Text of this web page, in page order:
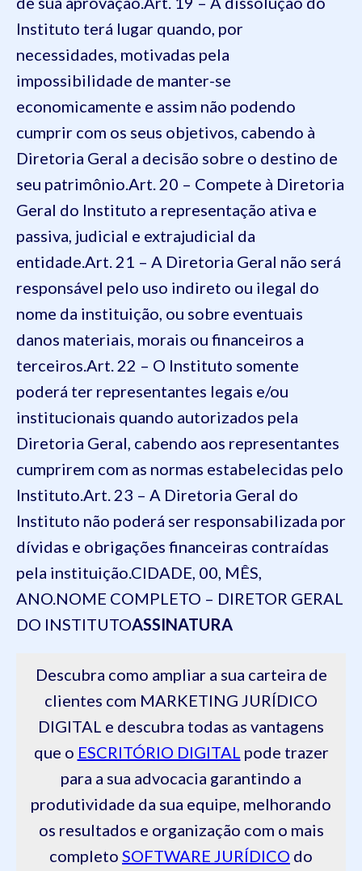
Instituto terá lugar quando, por
necessidades, motivadas pela
impossibilidade de manter-se
economicamente e assim não podendo
cumprir com os seus objetivos, cabendo à
Diretoria Geral a decisão sobre o destino de
seu patrimônio.Art. 20 – Compete à Diretoria
Geral do Instituto a representação ativa e
passiva, judicial e extrajudicial da
entidade.Art. 21 – A Diretoria Geral não será
responsável pelo uso indireto ou ilegal do
nome da instituição, ou sobre eventuais
danos materiais, morais ou financeiros a
terceiros.Art. 22 – O Instituto somente
poderá ter representantes legais e/ou
institucionais quando autorizados pela
Diretoria Geral, cabendo aos representantes
cumprirem com as normas estabelecidas pelo
Instituto.Art. 23 – A Diretoria Geral do
Instituto não poderá ser responsabilizada por
dívidas e obrigações financeiras contraídas
pela instituição.CIDADE, 00, MÊS,
ANO.NOME COMPLETO – DIRETOR GERAL
DO INSTITUTOASSINATURA
Descubra como ampliar a sua carteira de
clientes com MARKETING JURÍDICO
DIGITAL e descubra todas as vantagens
que o ESCRITÓRIO DIGITAL pode trazer
para a sua advocacia garantindo a
produtividade da sua equipe, melhorando
os resultados e organização com o mais
completo SOFTWARE JURÍDICO do